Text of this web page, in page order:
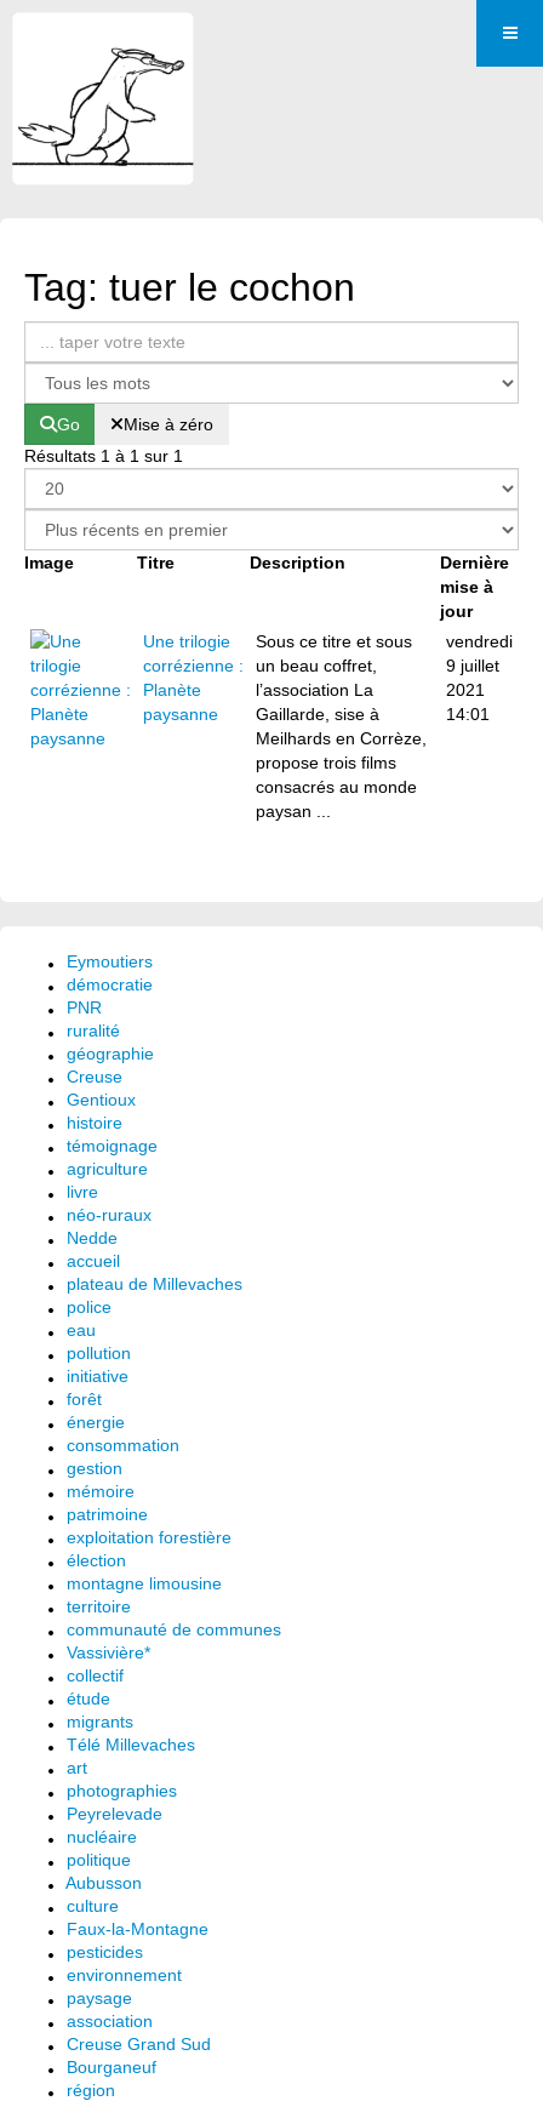
Tag: tuer le cochon
Go
Mise à zéro
Résultats 1 à 1 sur 1
Image Titre Description
Dernière
mise à
jour
Une trilogie
corrézienne :
Planète
paysanne
Sous ce titre et sous
un beau coffret,
l’association La
Gaillarde, sise à
Meilhards en Corrèze,
propose trois films
consacrés au monde
paysan ...
vendredi
9 juillet
2021
14:01
Eymoutiers
démocratie
PNR
ruralité
géographie
Creuse
Gentioux
histoire
témoignage
agriculture
livre
néo-ruraux
Nedde
accueil
plateau de Millevaches
police
eau
pollution
initiative
forêt
énergie
consommation
gestion
mémoire
patrimoine
exploitation forestière
élection
montagne limousine
territoire
communauté de communes
Vassivière*
collectif
étude
migrants
Télé Millevaches
art
photographies
Peyrelevade
nucléaire
politique
Aubusson
culture
Faux-la-Montagne
pesticides
environnement
paysage
association
Creuse Grand Sud
Bourganeuf
région